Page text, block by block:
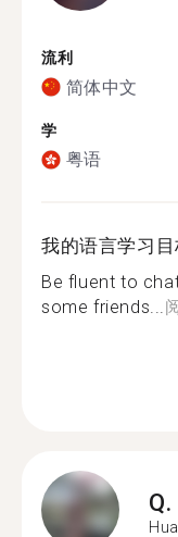
流利
简体中文
学
粤语
我的语言学习目
Be fluent to
some friends...
Q.